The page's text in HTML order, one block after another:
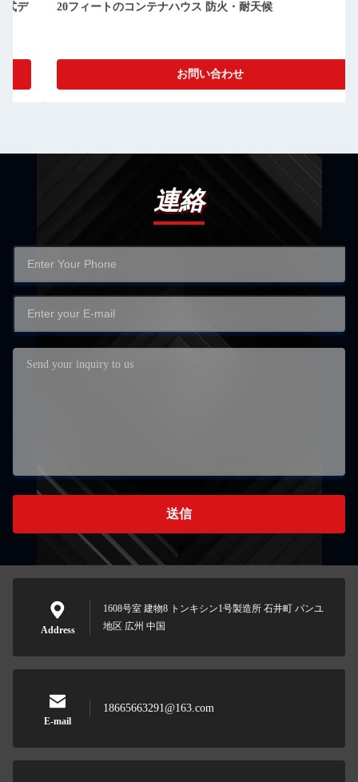
コンパクト 切り離せる プリファブ コンテナ の 家 清掃
お問い合わせ
連絡
送信
Address
1608号室 建物8 トンキシン1号製造所 石井町 パンユ
地区 広州 中国
E-mail
18665663291@163.com